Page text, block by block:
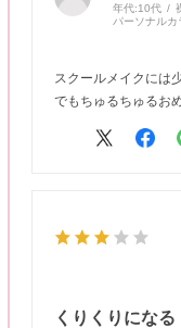
年代:10代
パーソナルカ
スクールメイクには
でもちゅるちゅるお
くりくりになる